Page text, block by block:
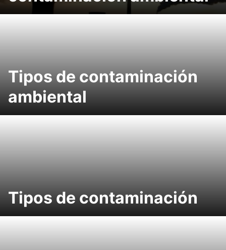
Tipos de contaminación
ambiental
Tipos de contaminación